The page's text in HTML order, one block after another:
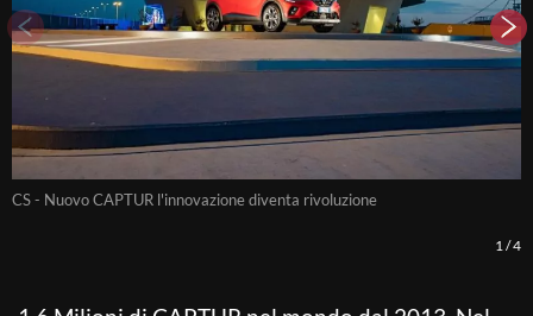
CS - Nuovo CAPTUR l'innovazione diventa rivoluzione
1 /4